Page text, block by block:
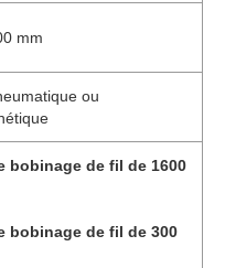
mm
ou
bobinage de fil de 1600
bobinage de fil de 300